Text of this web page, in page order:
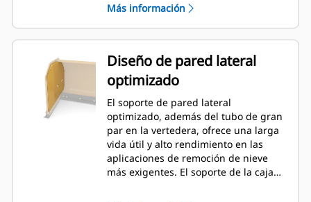
Más información
Diseño de pared lateral
optimizado
El soporte de pared lateral
optimizado, además del tubo de gran
par en la vertedera, ofrece una larga
vida útil y alto rendimiento en las
aplicaciones de remoción de nieve
más exigentes. El soporte de la caja